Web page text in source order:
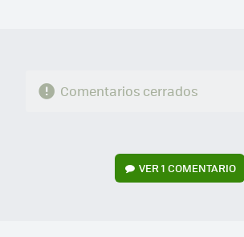
Comentarios cerrados
VER1 COMENTARIO